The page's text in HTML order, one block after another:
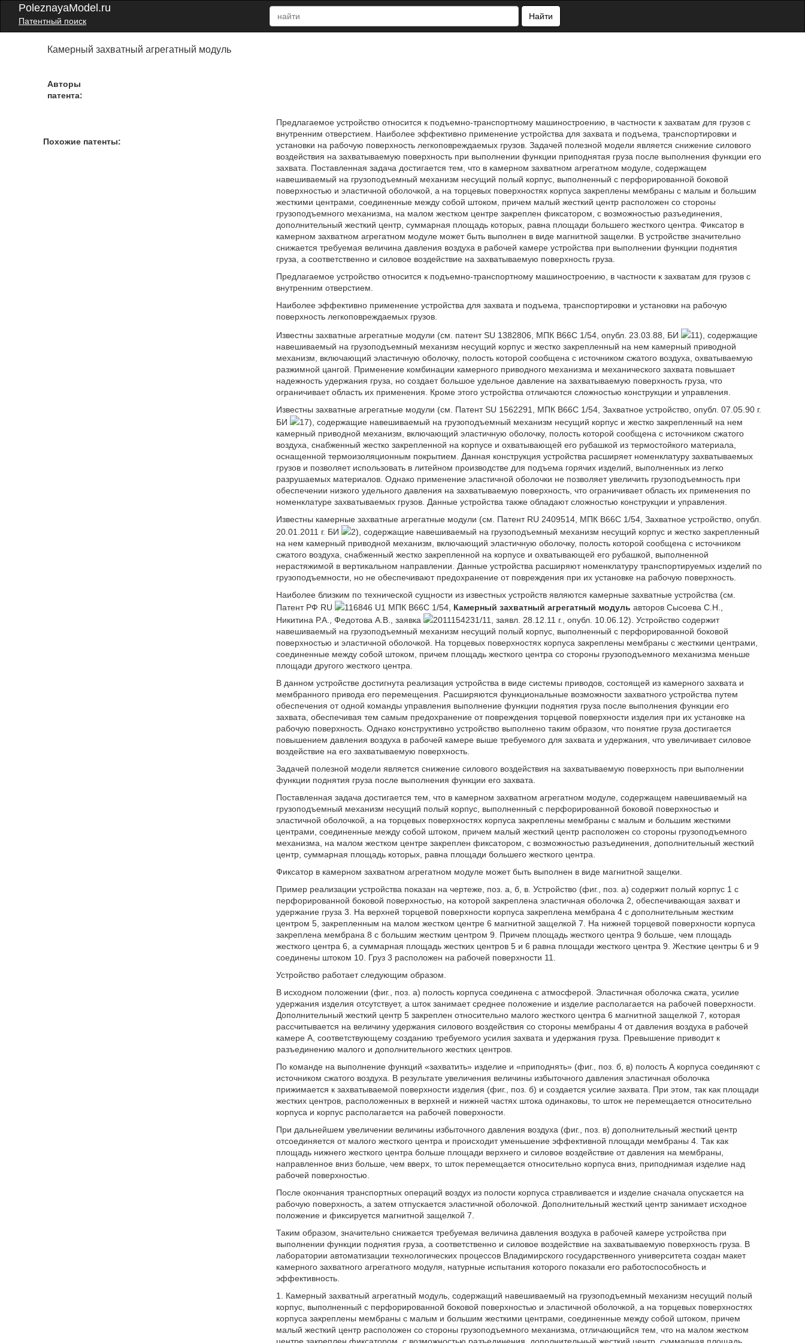
PoleznayaModel.ru
Патентный поиск
Найти
Камерный захватный агрегатный модуль
Авторы
патента:
Предлагаемое устройство относится к подъемно-транспортному машиностроению, в частности к захватам для грузов с
внутренним отверстием. Наиболее эффективно применение устройства для захвата и подъема, транспортировки и
установки на рабочую поверхность легкоповреждаемых грузов. Задачей полезной модели является снижение силового
воздействия на захватываемую поверхность при выполнении функции приподнятая груза после выполнения функции его
захвата. Поставленная задача достигается тем, что в камерном захватном агрегатном модуле, содержащем
навешиваемый на грузоподъемный механизм несущий полый корпус, выполненный с перфорированной боковой
поверхностью и эластичной оболочкой, а на торцевых поверхностях корпуса закреплены мембраны с малым и большим
жесткими центрами, соединенные между собой штоком, причем малый жесткий центр расположен со стороны
грузоподъемного механизма, на малом жестком центре закреплен фиксатором, с возможностью разъединения,
дополнительный жесткий центр, суммарная площадь которых, равна площади большего жесткого центра. Фиксатор в
камерном захватном агрегатном модуле может быть выполнен в виде магнитной защелки. В устройстве значительно
снижается требуемая величина давления воздуха в рабочей камере устройства при выполнении функции поднятия
груза, а соответственно и силовое воздействие на захватываемую поверхность груза.
Предлагаемое устройство относится к подъемно-транспортному машиностроению, в частности к захватам для грузов с
внутренним отверстием.
Наиболее эффективно применение устройства для захвата и подъема, транспортировки и установки на рабочую
поверхность легкоповреждаемых грузов.
Известны захватные агрегатные модули (см. патент SU 1382806, МПК B66C 1/54, опубл. 23.03.88, БИ
11), содержащие
навешиваемый на грузоподъемный механизм несущий корпус и жестко закрепленный на нем камерный приводной
механизм, включающий эластичную оболочку, полость которой сообщена с источником сжатого воздуха, охватываемую
разжимной цангой. Применение комбинации камерного приводного механизма и механического захвата повышает
надежность удержания груза, но создает большое удельное давление на захватываемую поверхность груза, что
ограничивает область их применения. Кроме этого устройства отличаются сложностью конструкции и управления.
Известны захватные агрегатные модули (см. Патент SU 1562291, МПК B66C 1/54, Захватное устройство, опубл. 07.05.90 г.
БИ
17), содержащие навешиваемый на грузоподъемный механизм несущий корпус и жестко закрепленный на нем
камерный приводной механизм, включающий эластичную оболочку, полость которой сообщена с источником сжатого
воздуха, снабженный жестко закрепленной на корпусе и охватывающей его рубашкой из термостойкого материала,
оснащенной термоизоляционным покрытием. Данная конструкция устройства расширяет номенклатуру захватываемых
грузов и позволяет использовать в литейном производстве для подъема горячих изделий, выполненных из легко
разрушаемых материалов. Однако применение эластичной оболочки не позволяет увеличить грузоподъемность при
обеспечении низкого удельного давления на захватываемую поверхность, что ограничивает область их применения по
номенклатуре захватываемых грузов. Данные устройства также обладают сложностью конструкции и управления.
Известны камерные захватные агрегатные модули (см. Патент RU 2409514, МПК B66C 1/54, Захватное устройство, опубл.
20.01.2011 г. БИ
2), содержащие навешиваемый на грузоподъемный механизм несущий корпус и жестко закрепленный
на нем камерный приводной механизм, включающий эластичную оболочку, полость которой сообщена с источником
сжатого воздуха, снабженный жестко закрепленной на корпусе и охватывающей его рубашкой, выполненной
нерастяжимой в вертикальном направлении. Данные устройства расширяют номенклатуру транспортируемых изделий по
грузоподъемности, но не обеспечивают предохранение от повреждения при их установке на рабочую поверхность.
Наиболее близким по технической сущности из известных устройств являются камерные захватные устройства (см.
Патент РФ RU
116846 U1 МПК B66C 1/54, Камерный захватный агрегатный модуль авторов Сысоева C.H.,
Никитина Р.А., Федотова А.В., заявка
2011154231/11, заявл. 28.12.11 г., опубл. 10.06.12). Устройство содержит
навешиваемый на грузоподъемный механизм несущий полый корпус, выполненный с перфорированной боковой
поверхностью и эластичной оболочкой. На торцевых поверхностях корпуса закреплены мембраны с жесткими центрами,
соединенные между собой штоком, причем площадь жесткого центра со стороны грузоподъемного механизма меньше
площади другого жесткого центра.
В данном устройстве достигнута реализация устройства в виде системы приводов, состоящей из камерного захвата и
мембранного привода его перемещения. Расширяются функциональные возможности захватного устройства путем
обеспечения от одной команды управления выполнение функции поднятия груза после выполнения функции его
захвата, обеспечивая тем самым предохранение от повреждения торцевой поверхности изделия при их установке на
рабочую поверхность. Однако конструктивно устройство выполнено таким образом, что понятие груза достигается
повышением давления воздуха в рабочей камере выше требуемого для захвата и удержания, что увеличивает силовое
воздействие на его захватываемую поверхность.
Задачей полезной модели является снижение силового воздействия на захватываемую поверхность при выполнении
функции поднятия груза после выполнения функции его захвата.
Поставленная задача достигается тем, что в камерном захватном агрегатном модуле, содержащем навешиваемый на
грузоподъемный механизм несущий полый корпус, выполненный с перфорированной боковой поверхностью и
эластичной оболочкой, а на торцевых поверхностях корпуса закреплены мембраны с малым и большим жесткими
центрами, соединенные между собой штоком, причем малый жесткий центр расположен со стороны грузоподъемного
механизма, на малом жестком центре закреплен фиксатором, с возможностью разъединения, дополнительный жесткий
центр, суммарная площадь которых, равна площади большего жесткого центра.
Фиксатор в камерном захватном агрегатном модуле может быть выполнен в виде магнитной защелки.
Пример реализации устройства показан на чертеже, поз. а, б, в. Устройство (фиг., поз. а) содержит полый корпус 1 с
перфорированной боковой поверхностью, на которой закреплена эластичная оболочка 2, обеспечивающая захват и
удержание груза 3. На верхней торцевой поверхности корпуса закреплена мембрана 4 с дополнительным жестким
центром 5, закрепленным на малом жестком центре 6 магнитной защелкой 7. На нижней торцевой поверхности корпуса
закреплена мембрана 8 с большим жестким центром 9. Причем площадь жесткого центра 9 больше, чем площадь
жесткого центра 6, а суммарная площадь жестких центров 5 и 6 равна площади жесткого центра 9. Жесткие центры 6 и 9
соединены штоком 10. Груз 3 расположен на рабочей поверхности 11.
Устройство работает следующим образом.
В исходном положении (фиг., поз. а) полость корпуса соединена с атмосферой. Эластичная оболочка сжата, усилие
удержания изделия отсутствует, а шток занимает среднее положение и изделие располагается на рабочей поверхности.
Дополнительный жесткий центр 5 закреплен относительно малого жесткого центра 6 магнитной защелкой 7, которая
рассчитывается на величину удержания силового воздействия со стороны мембраны 4 от давления воздуха в рабочей
камере А, соответствующему созданию требуемого усилия захвата и удержания груза. Превышение приводит к
разъединению малого и дополнительного жестких центров.
По команде на выполнение функций «захватить» изделие и «приподнять» (фиг., поз. б, в) полость А корпуса соединяют с
источником сжатого воздуха. B результате увеличения величины избыточного давления эластичная оболочка
прижимается к захватываемой поверхности изделия (фиг., поз. б) и создается усилие захвата. При этом, так как площади
жестких центров, расположенных в верхней и нижней частях штока одинаковы, то шток не перемещается относительно
корпуса и корпус располагается на рабочей поверхности.
При дальнейшем увеличении величины избыточного давления воздуха (фиг., поз. в) дополнительный жесткий центр
отсоединяется от малого жесткого центра и происходит уменьшение эффективной площади мембраны 4. Так как
площадь нижнего жесткого центра больше площади верхнего и силовое воздействие от давления на мембраны,
направленное вниз больше, чем вверх, то шток перемещается относительно корпуса вниз, приподнимая изделие над
рабочей поверхностью.
После окончания транспортных операций воздух из полости корпуса стравливается и изделие сначала опускается на
рабочую поверхность, а затем отпускается эластичной оболочкой. Дополнительный жесткий центр занимает исходное
положение и фиксируется магнитной защелкой 7.
Таким образом, значительно снижается требуемая величина давления воздуха в рабочей камере устройства при
выполнении функции поднятия груза, а соответственно и силовое воздействие на захватываемую поверхность груза. В
лаборатории автоматизации технологических процессов Владимирского государственного университета создан макет
камерного захватного агрегатного модуля, натурные испытания которого показали его работоспособность и
эффективность.
1. Камерный захватный агрегатный модуль, содержащий навешиваемый на грузоподъемный механизм несущий полый
корпус, выполненный с перфорированной боковой поверхностью и эластичной оболочкой, а на торцевых поверхностях
корпуса закреплены мембраны с малым и большим жесткими центрами, соединенные между собой штоком, причем
малый жесткий центр расположен со стороны грузоподъемного механизма, отличающийся тем, что на малом жестком
Похожие патенты: